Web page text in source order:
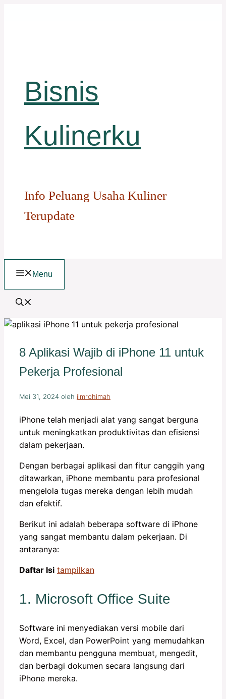
Bisnis
Kulinerku
Info Peluang Usaha Kuliner
Terupdate
Menu
8 Aplikasi Wajib di iPhone 11 untuk
Pekerja Profesional
Mei 31, 2024 oleh iimrohimah
iPhone telah menjadi alat yang sangat berguna
untuk meningkatkan produktivitas dan efisiensi
dalam pekerjaan.
Dengan berbagai aplikasi dan fitur canggih yang
ditawarkan, iPhone membantu para profesional
mengelola tugas mereka dengan lebih mudah
dan efektif.
Berikut ini adalah beberapa software di iPhone
yang sangat membantu dalam pekerjaan. Di
antaranya:
Daftar Isi tampilkan
1. Microsoft Office Suite
Software ini menyediakan versi mobile dari
Word, Excel, dan PowerPoint yang memudahkan
dan membantu pengguna membuat, mengedit,
dan berbagi dokumen secara langsung dari
iPhone mereka.